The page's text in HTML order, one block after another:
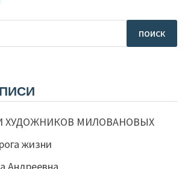
ХУДОЖНИКОВ МИЛОВАНОВЫХ
жизни